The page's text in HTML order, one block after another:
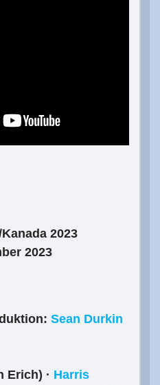
2023
2023
Sean Durkin
Erich) · Harris